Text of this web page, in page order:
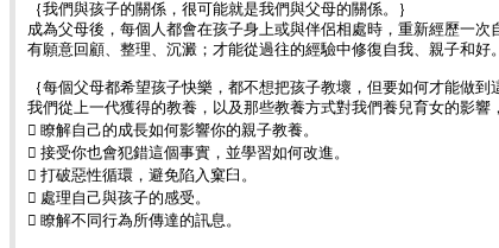
｛我們與孩子的關係，很可能就是我們與父母的關係。｝
成為父母後，每個人都會在孩子身上或與伴侶相處時，重新經歷一
有願意回顧、整理、沉澱；才能從過往的經驗中修復自我、親子和好。
｛每個父母都希望孩子快樂，都不想把孩子教壞，但要如何才能做到
我們從上一代獲得的教養，以及那些教養方式對我們養兒育女的影
 瞭解自己的成長如何影響你的親子教養。
 接受你也會犯錯這個事實，並學習如何改進。
 打破惡性循環，避免陷入窠臼。
 處理自己與孩子的感受。
 瞭解不同行為所傳達的訊息。